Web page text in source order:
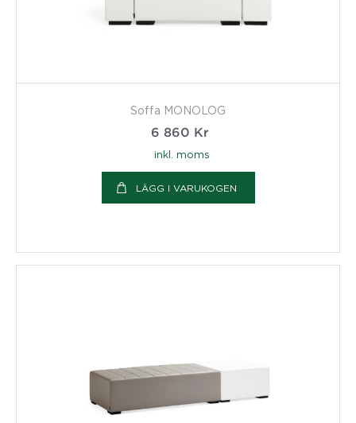
Soffa MONOLOG
6 860 Kr
inkl. moms
LÄGG I VARUKOGEN